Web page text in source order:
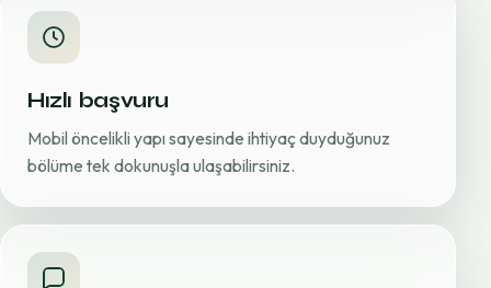
Hızlı başvuru
Mobil öncelikli yapı sayesinde ihtiyaç duyduğunuz
bölüme tek dokunuşla ulaşabilirsiniz.